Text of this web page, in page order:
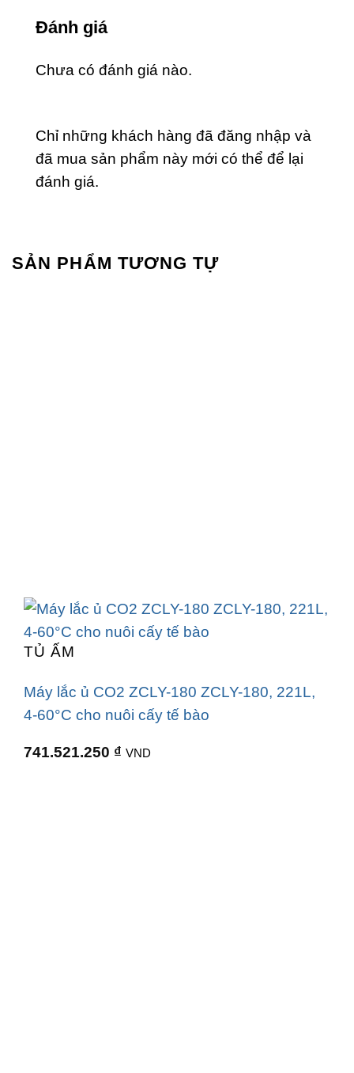
Đánh giá
Chưa có đánh giá nào.
Chỉ những khách hàng đã đăng nhập và
đã mua sản phẩm này mới có thể để lại
đánh giá.
SẢN PHẨM TƯƠNG TỰ
TỦ ẤM
Máy lắc ủ CO2 ZCLY-180 ZCLY-180, 221L,
4-60°C cho nuôi cấy tế bào
741.521.250 ₫ VND